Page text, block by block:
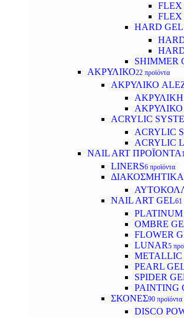
FLEX
FLEX
HARD
SHIMMER
ΑΚΡΥΛΙΚΟ22 προϊόντα
ΑΚΡΥΛΙΚΟ
ΑΚΡΥΛΙΚΟ
ACRYLIC
ACRYLIC
ACRYLIC
NAIL ART ΠΡΟΪΟΝΤΑ
LINERS6 προϊόντα
ΔΙΑΚΟΣΜΗΤΙΚΑ
NAIL ART GEL61
PLATINUM
OMBRE
FLOWER
LUNAR5
METALLIC
PEARL
SPIDER
PAINTING
ΣΚΟΝΕΣ90 προϊόντα
DISCO